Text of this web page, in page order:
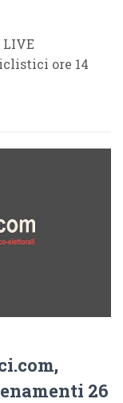
ore 14
26